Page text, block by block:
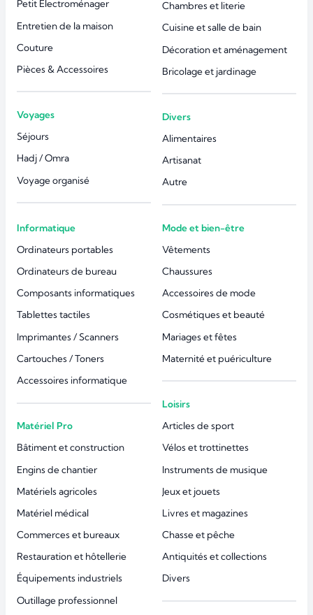
Petit Électroménager
Entretien de la maison
Couture
Pièces & Accessoires
Voyages
Séjours
Hadj / Omra
Voyage organisé
Chambres et literie
Cuisine et salle de bain
Décoration et aménagement
Bricolage et jardinage
Divers
Alimentaires
Artisanat
Autre
Informatique
Ordinateurs portables
Ordinateurs de bureau
Composants informatiques
Tablettes tactiles
Imprimantes / Scanners
Cartouches / Toners
Accessoires informatique
Matériel Pro
Bâtiment et construction
Engins de chantier
Matériels agricoles
Matériel médical
Commerces et bureaux
Restauration et hôtellerie
Équipements industriels
Outillage professionnel
Mode et bien-être
Vêtements
Chaussures
Accessoires de mode
Cosmétiques et beauté
Mariages et fêtes
Maternité et puériculture
Loisirs
Articles de sport
Vélos et trottinettes
Instruments de musique
Jeux et jouets
Livres et magazines
Chasse et pêche
Antiquités et collections
Divers